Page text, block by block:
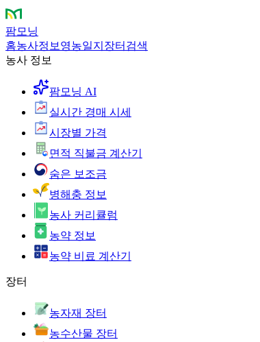
팜모닝
홈농사정보 영농일지 장터 검색
농사 정보
팜모닝 AI
실시간 경매 시세
시장별 가격
면적 직불금 계산기
숨은 보조금
병해충 정보
농사 커리큘럼
농약 정보
농약 비료 계산기
장터
농자재 장터
농수산물 장터